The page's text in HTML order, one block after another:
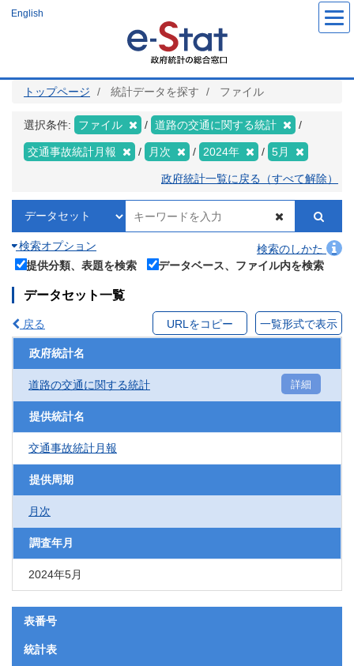
ツ
English
トップページ 統計データを探す ファイル
選択条件: ファイル 道路の交通に関する統計
交通事故統計月報 月次 2024年 5月
政府統計一覧に戻る（すべて解除）
検索オプション
検索のしかた
提供分類、表題を検索
データベース、ファイル内を検索
データセット一覧
戻る URLをコピー 一覧形式で表示
政府統計名
道路の交通に関する統計 詳細
提供統計名
交通事故統計月報
提供周期
月次
調査年月
2024年5月
表番号
統計表